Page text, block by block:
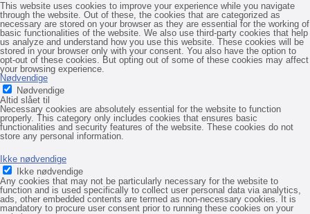
This website uses cookies to improve your experience while you navigate
through the website. Out of these, the cookies that are categorized as
necessary are stored on your browser as they are essential for the working of
basic functionalities of the website. We also use third-party cookies that help
us analyze and understand how you use this website. These cookies will be
stored in your browser only with your consent. You also have the option to
opt-out of these cookies. But opting out of some of these cookies may affect
your browsing experience.
Nødvendige
Nødvendige
Altid slået til
Necessary cookies are absolutely essential for the website to function
properly. This category only includes cookies that ensures basic
functionalities and security features of the website. These cookies do not
store any personal information.
Ikke nødvendige
Ikke nødvendige
Any cookies that may not be particularly necessary for the website to
function and is used specifically to collect user personal data via analytics,
ads, other embedded contents are termed as non-necessary cookies. It is
mandatory to procure user consent prior to running these cookies on your